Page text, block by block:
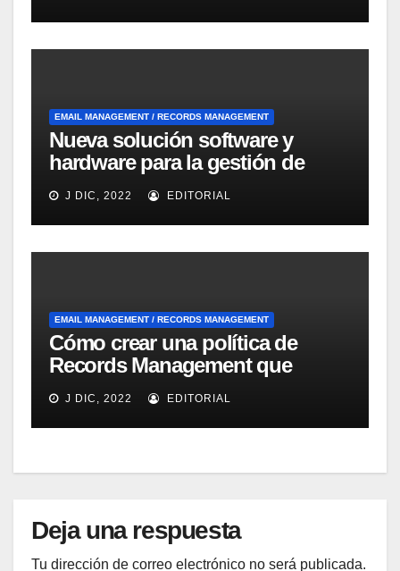
EMAIL MANAGEMENT / RECORDS MANAGEMENT
Nueva solución software y
hardware para la gestión de
emails dirigida a las Pymes de
IBM
J DIC, 2022 EDITORIAL
EMAIL MANAGEMENT / RECORDS MANAGEMENT
Cómo crear una política de
Records Management que
ayude a la fluidez del negocio
según Optical Image
Technology
J DIC, 2022 EDITORIAL
Deja una respuesta
Tu dirección de correo electrónico no será publicada.